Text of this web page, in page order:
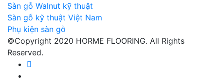
Sàn gỗ Walnut kỹ thuật
Sàn gỗ kỹ thuật Việt Nam
Phụ kiện sàn gỗ
©Copyright 2020 HORME FLOORING. All Rights
Reserved.